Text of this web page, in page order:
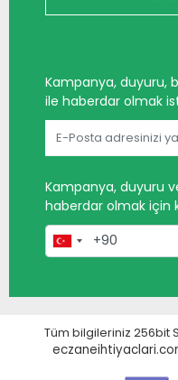
Kampanya, duyuru,
ile haberdar olmak
Kampanya, duyuru
haberdar olmak için
Tüm bilgileriniz 256bit